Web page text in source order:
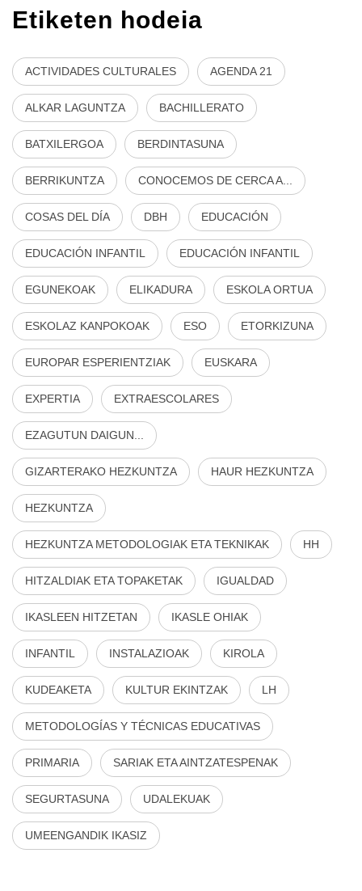
Etiketen hodeia
ACTIVIDADES CULTURALES AGENDA 21
ALKAR LAGUNTZA BACHILLERATO
BATXILERGOA BERDINTASUNA
BERRIKUNTZA CONOCEMOS DE CERCA A...
COSAS DEL DÍA DBH EDUCACIÓN
EDUCACIÓN INFANTIL EDUCACIÓN INFANTIL
EGUNEKOAK ELIKADURA ESKOLA ORTUA
ESKOLAZ KANPOKOAK ESO ETORKIZUNA
EUROPAR ESPERIENTZIAK EUSKARA
EXPERTIA EXTRAESCOLARES
EZAGUTUN DAIGUN...
GIZARTERAKO HEZKUNTZA HAUR HEZKUNTZA
HEZKUNTZA
HEZKUNTZA METODOLOGIAK ETA TEKNIKAK HH
HITZALDIAK ETA TOPAKETAK IGUALDAD
IKASLEEN HITZETAN IKASLE OHIAK
INFANTIL INSTALAZIOAK KIROLA
KUDEAKETA KULTUR EKINTZAK LH
METODOLOGÍAS Y TÉCNICAS EDUCATIVAS
PRIMARIA SARIAK ETA AINTZATESPENAK
SEGURTASUNA UDALEKUAK
UMEENGANDIK IKASIZ